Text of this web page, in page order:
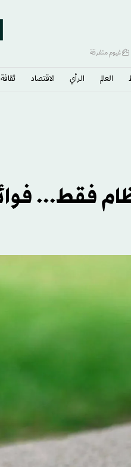
غيوم متفرقة
العالم الرأي الاقتصاد
فقط...